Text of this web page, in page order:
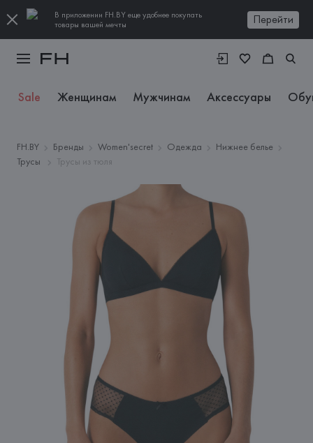
В приложении FH.BY еще удобнее покупать
товары вашей мечты
Перейти
Sale Женщинам Мужчинам Аксессуары
FH.BY Бренды Women'secret Одежда
Нижнее белье
Трусы
Трусы из тюля